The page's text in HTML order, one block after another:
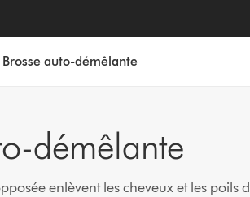
Brosse auto-démêlante
démêlante
enlèvent les cheveux et les poils